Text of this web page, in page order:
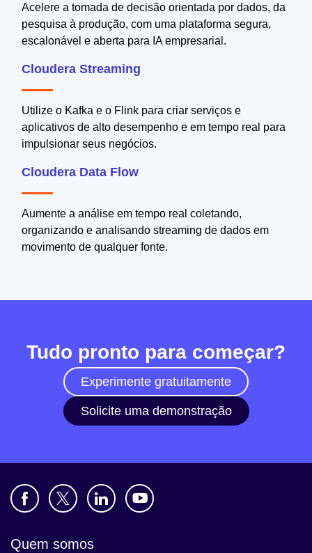
Acelere a tomada de decisão orientada por dados, da
pesquisa à produção, com uma plataforma segura,
escalonável e aberta para IA empresarial.
Cloudera Streaming
Utilize o Kafka e o Flink para criar serviços e
aplicativos de alto desempenho e em tempo real para
impulsionar seus negócios.
Cloudera Data Flow
Aumente a análise em tempo real coletando,
organizando e analisando streaming de dados em
movimento de qualquer fonte.
Tudo pronto para começar?
Experimente gratuitamente
Solicite uma demonstração
Quem somos